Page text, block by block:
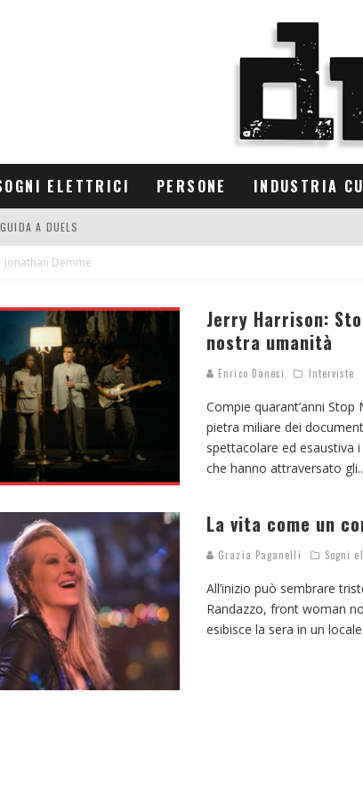
ELETTRICI PERSONE INDUSTRIA
GUIDA A DUELS
CONTRIBUTORS
Jonathan Demme
Jerry Harrison:
nostra umanità
Enrico Danesi Interviste
Compie quarant’anni
pietra miliare dei
spettacolare ed esaustiva
che hanno attraversato gli
La vita come un
Grazia Paganelli Sogni
All’inizio può sembrare
Randazzo, front woman
esibisce la sera in un